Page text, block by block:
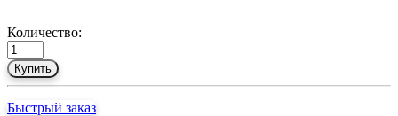
Количество:
Купить
Быстрый заказ